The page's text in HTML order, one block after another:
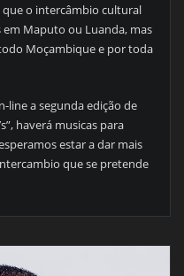
que o intercâmbio cultural
Maputo ou Luanda, mas
Moçambique e por toda
line a segunda edição de
haverá musicas para
estar a dar mais
que se pretende